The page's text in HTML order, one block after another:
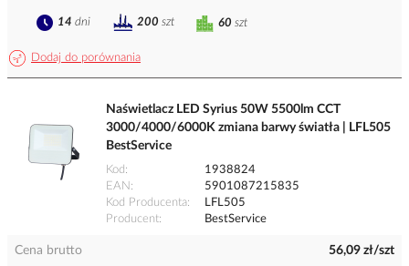
Dodaj do porównania
60 szt
14 dni 200 szt
Naświetlacz LED Syrius 50W 5500lm CCT
3000/4000/6000K zmiana barwy światła | LFL505
BestService
Kod
1938824
EAN
5901087215835
Kod Producenta
LFL505
Producent
BestService
Cena brutto 56,09 zł/szt